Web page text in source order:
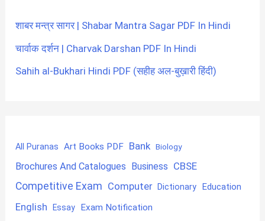
शाबर मन्त्र सागर | Shabar Mantra Sagar PDF In Hindi
चार्वाक दर्शन | Charvak Darshan PDF In Hindi
Sahih al-Bukhari Hindi PDF (सहीह अल-बुख़ारी हिंदी)
All Puranas Art Books PDF Bank Biology
Brochures And Catalogues Business CBSE
Competitive Exam Computer Dictionary Education
English Essay Exam Notification